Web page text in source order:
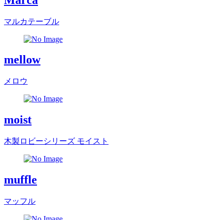
マルカテーブル
mellow
メロウ
moist
木製ロビーシリーズ モイスト
muffle
マッフル